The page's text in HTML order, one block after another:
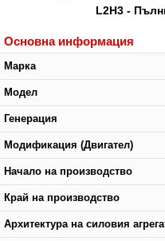
L2H3 -
Основна информация
Марка
Модел
Генерация
Модификация (Двигател)
Начало на производство
Край на производство
Архитектура на силовия